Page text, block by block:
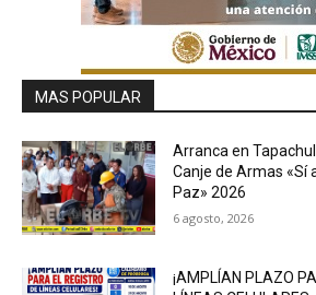
MAS POPULAR
Arranca en
Canje de Armas «Sí
Paz» 2026
6 agosto, 2026
¡AMPLÍAN PLAZO